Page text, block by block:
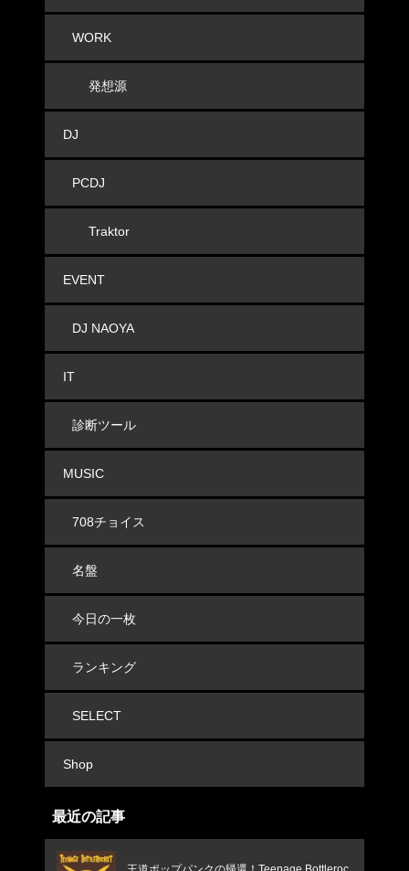
WORK
発想源
DJ
PCDJ
Traktor
EVENT
DJ NAOYA
IT
診断ツール
MUSIC
708チョイス
名盤
今日の一枚
ランキング
SELECT
Shop
最近の記事